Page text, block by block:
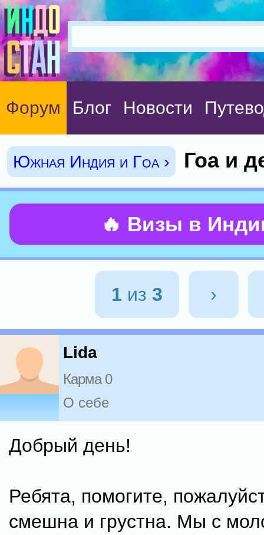
Форум Блог Новости
Южная Индия и Гоа › Гоа и
🔥 Визы в
1 из 3 ›
Lida
Карма 0
О себе
Добрый день!
Ребята, помогите,
смешна и грустна. Мы с